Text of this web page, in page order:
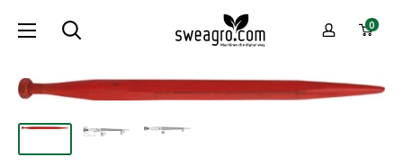
sweagro.com
-
Machines
the
0